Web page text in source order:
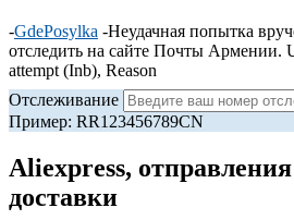
-GdePosylka -Неудачная попытка
отследить на сайте Почты Армении.
attempt (Inb), Reason
Отслеживание
Пример: RR123456789CN
Aliexpress,
доставки